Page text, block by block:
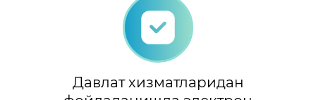
Давлат хизматларидан